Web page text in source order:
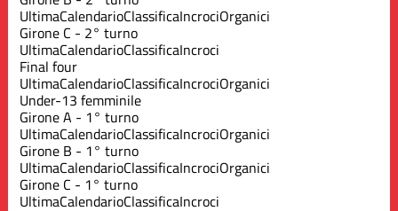
UltimaCalendarioClassificaIncrociOrganici
Girone C - 2° turno
UltimaCalendarioClassificaIncroci
Final four
UltimaCalendarioClassificaIncrociOrganici
Under-13 femminile
Girone A - 1° turno
UltimaCalendarioClassificaIncrociOrganici
Girone B - 1° turno
UltimaCalendarioClassificaIncrociOrganici
Girone C - 1° turno
UltimaCalendarioClassificaIncroci